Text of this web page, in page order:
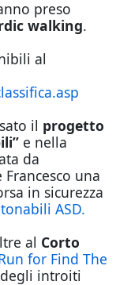
preso
walking.
al
il progetto
e nella
da
una
in sicurezza
ASD.
al Corto
for Find The
introiti